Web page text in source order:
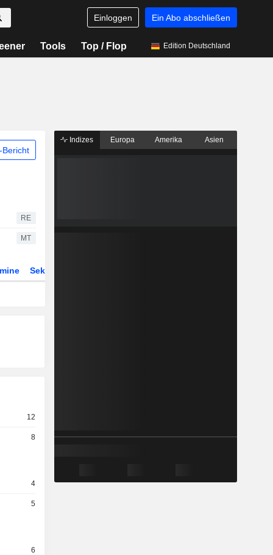
Einloggen Ein Abo abschließen
Tools Top / Flop Edition Deutschland
Bericht
RE
MT
Sektor
12
8
4
5
6
Indizes Europa Amerika Asien